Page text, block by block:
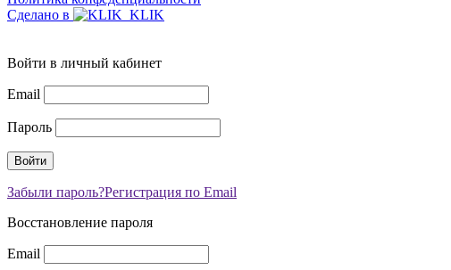
Сделано в
Войти в личный кабинет
Email
Пароль
Забыли пароль?Регистрация по Email
Восстановление пароля
Email